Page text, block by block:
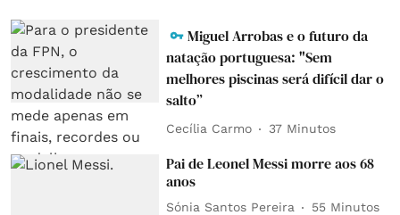
Miguel Arrobas e o futuro da
natação portuguesa: "Sem
melhores piscinas será difícil dar o
salto”
Cecília Carmo 37 Minutos
Pai de Leonel Messi morre aos 68
anos
Sónia Santos Pereira 55 Minutos